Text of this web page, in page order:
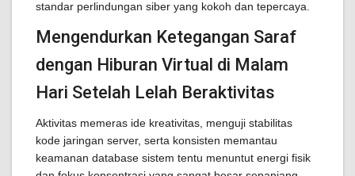
standar perlindungan siber yang kokoh dan tepercaya.
Mengendurkan Ketegangan Saraf
dengan Hiburan Virtual di Malam
Hari Setelah Lelah Beraktivitas
Aktivitas memeras ide kreativitas, menguji stabilitas
kode jaringan server, serta konsisten memantau
keamanan database sistem tentu menuntut energi fisik